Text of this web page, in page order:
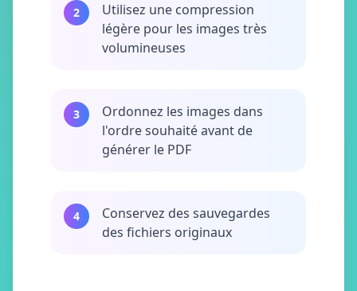
2
Utilisez une compression
légère pour les images très
volumineuses
3
Ordonnez les images dans
l'ordre souhaité avant de
générer le PDF
4
Conservez des sauvegardes
des fichiers originaux